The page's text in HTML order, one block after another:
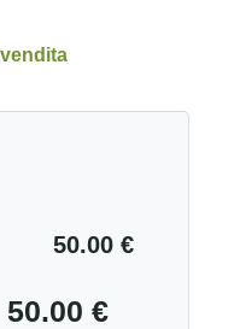
50.00 €
50.00 €